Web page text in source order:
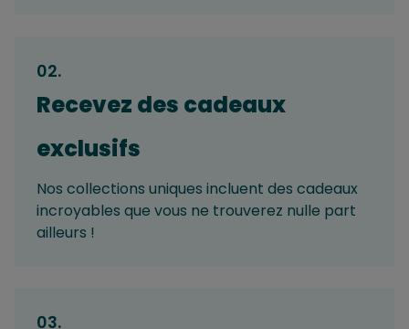
02.
Recevez des cadeaux
exclusifs
Nos collections uniques incluent des cadeaux
incroyables que vous ne trouverez nulle part
ailleurs !
03.